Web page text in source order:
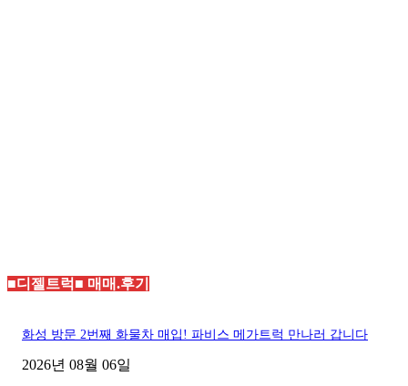
■디젤트럭■ 매매.후기
화성 방문 2번째 화물차 매입! 파비스 메가트럭 만나러 갑니다
2026년 08월 06일